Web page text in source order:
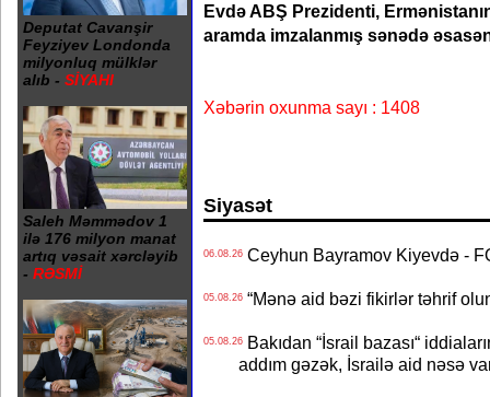
Deputat Cavanşir
Feyziyev Londonda
milyonluq mülklər
alıb - SİYAHI
Saleh Məmmədov 1
ilə 176 milyon manat
artıq vəsait xərcləyib
- RƏSMİ
Evdə ABŞ Prezidenti,
aramda imzalanmış sənədə
Xəbərin oxunma sayı : 1408
Siyasət
06.08.26Ceyhun Bayramov Kiyevdə -
05.08.26“Mənə aid bəzi fikirlər təhrif
05.08.26Bakıdan “İsrail bazası“
addım gəzək, İsrailə aid nəsə